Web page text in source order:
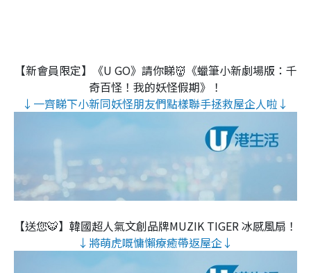
【新會員限定】《U GO》請你睇👹《蠟筆小新劇場版：千
奇百怪！我的妖怪假期》！
↓一齊睇下小新同妖怪朋友們點樣聯手拯救屋企人啦↓
【送您🐯】韓國超人氣文創品牌MUZIK TIGER 冰感風扇！
↓將萌虎嘅慵懶療癒帶返屋企↓